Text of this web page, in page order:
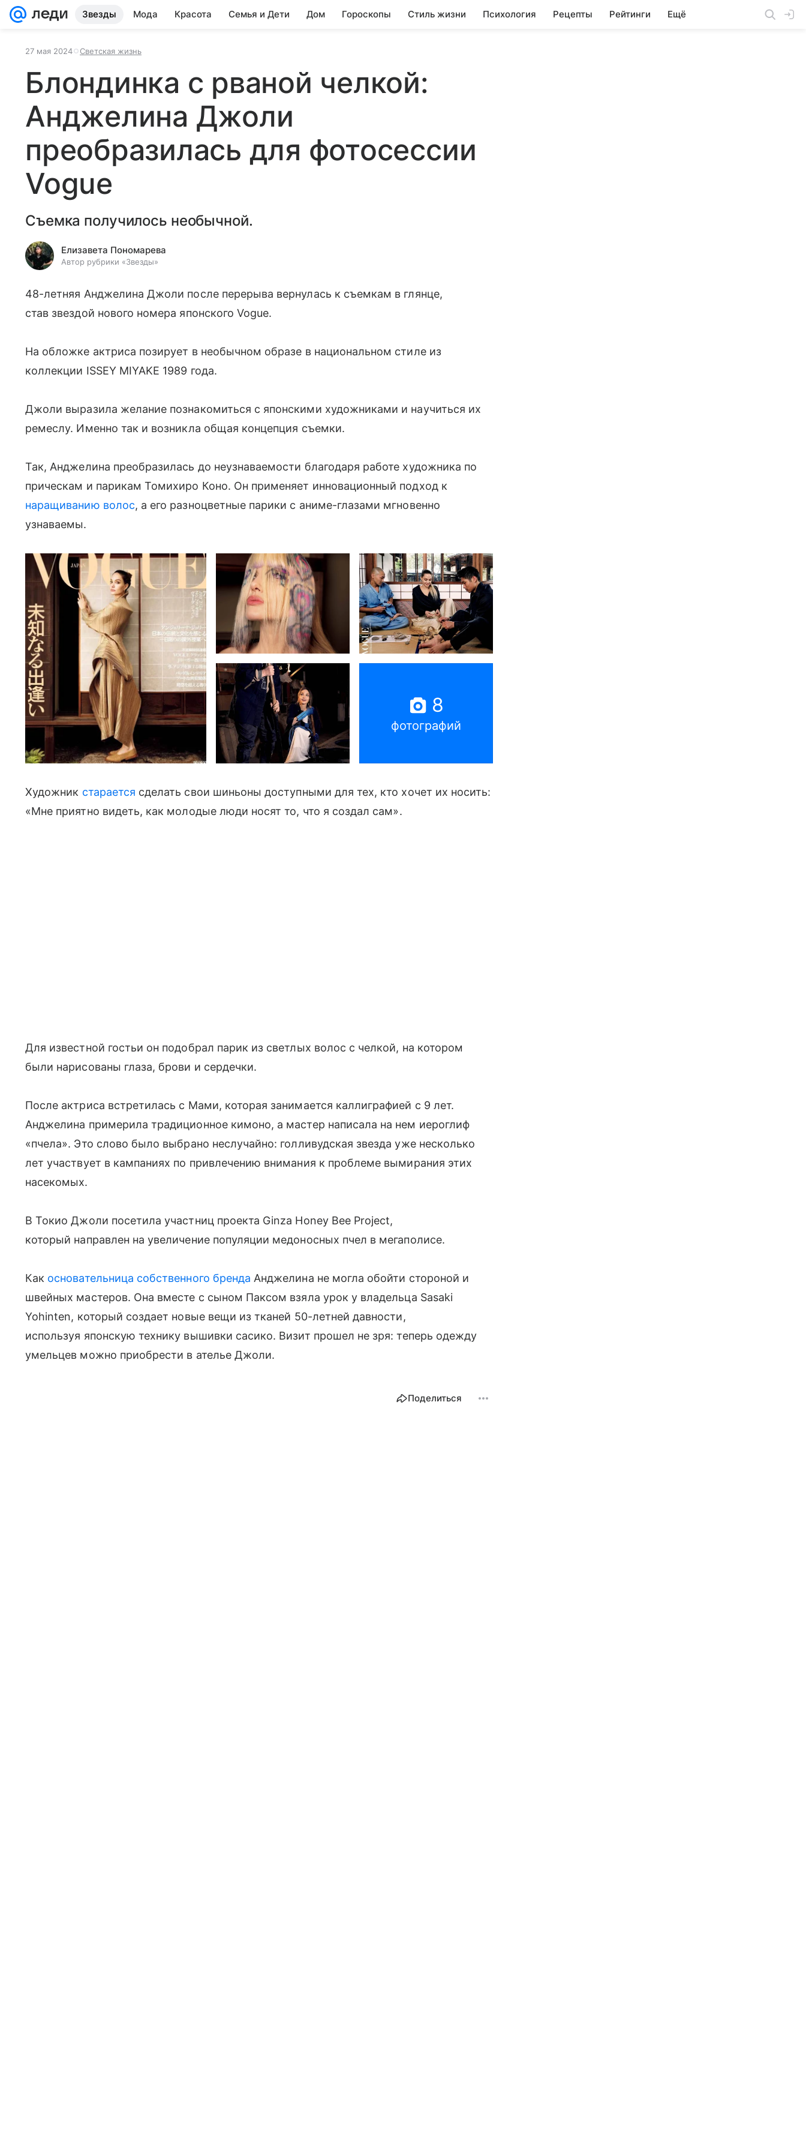
Звезды Мода Красота Семья и Дети Дом Гороскопы Стиль жизни Психология Рецепты Рейтинги Ещё
27 мая 2024 Светская жизнь
Блондинка с рваной челкой:
Анджелина Джоли
преобразилась для фотосессии
Vogue
Съемка получилось необычной.
Елизавета Пономарева
Автор рубрики «Звезды»
48-летняя Анджелина Джоли после перерыва вернулась к съемкам в глянце,
став звездой нового номера японского Vogue.
На обложке актриса позирует в необычном образе в национальном стиле из
коллекции ISSEY MIYAKE 1989 года.
Джоли выразила желание познакомиться с японскими художниками и научиться их
ремеслу. Именно так и возникла общая концепция съемки.
Так, Анджелина преобразилась до неузнаваемости благодаря работе художника по
прическам и парикам Томихиро Коно. Он применяет инновационный подход к
наращиванию волос, а его разноцветные парики с аниме-глазами мгновенно
узнаваемы.
8
фотографий
Художник старается сделать свои шиньоны доступными для тех, кто хочет их носить:
«Мне приятно видеть, как молодые люди носят то, что я создал сам».
Для известной гостьи он подобрал парик из светлых волос с челкой, на котором
были нарисованы глаза, брови и сердечки.
После актриса встретилась с Мами, которая занимается каллиграфией с 9 лет.
Анджелина примерила традиционное кимоно, а мастер написала на нем иероглиф
«пчела». Это слово было выбрано неслучайно: голливудская звезда уже несколько
лет участвует в кампаниях по привлечению внимания к проблеме вымирания этих
насекомых.
В Токио Джоли посетила участниц проекта Ginza Honey Bee Project,
который направлен на увеличение популяции медоносных пчел в мегаполисе.
Как основательница собственного бренда Анджелина не могла обойти стороной и
швейных мастеров. Она вместе с сыном Паксом взяла урок у владельца Sasaki
Yohinten, который создает новые вещи из тканей 50-летней давности,
используя японскую технику вышивки сасико. Визит прошел не зря: теперь одежду
умельцев можно приобрести в ателье Джоли.
Поделиться